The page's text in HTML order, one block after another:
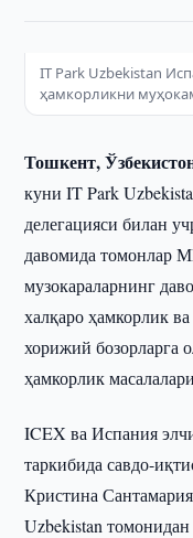
IT Park Uzbekistan
ҳамкорликни
Тошкент,
куни IT Park
делегацияси билан
давомида томонлар
музокараларнинг
халқаро ҳамкорлик
хорижий бозорларга
ҳамкорлик
ICEX ва Испания
таркибида савдо-
Кристина
Uzbekistan